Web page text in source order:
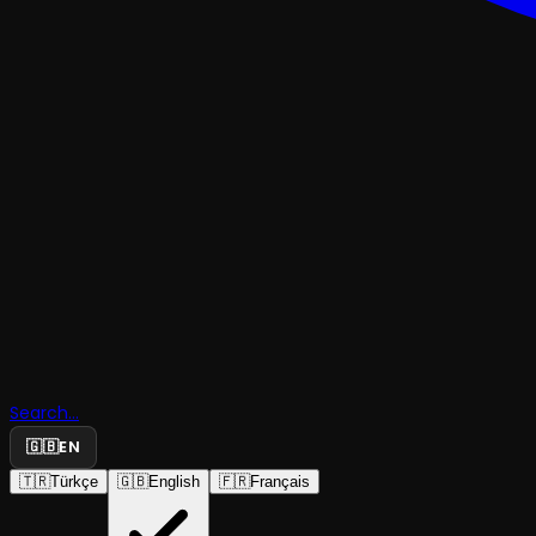
Search...
🇬🇧EN
🇹🇷Türkçe 🇬🇧English 🇫🇷Français
And